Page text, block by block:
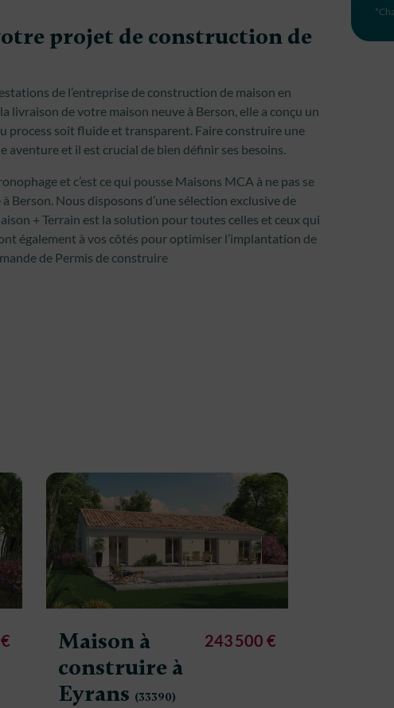
projet de construction de
de l’entreprise de construction de maison en
livraison de votre maison neuve à Berson, elle a conçu un
process soit fluide et transparent. Faire construire une
et il est crucial de bien définir ses besoins.
et c’est ce qui pousse Maisons MCA à ne pas se
Nous disposons d’une sélection exclusive de
+ Terrain est la solution pour toutes celles et ceux qui
également à vos côtés pour optimiser l’implantation de
de Permis de construire
Maison à
construire à
Eyrans (33390)
243 500 €